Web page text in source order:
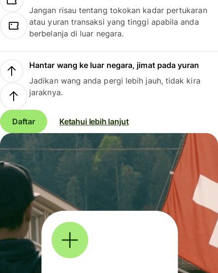
Jangan risau tentang tokokan kadar pertukaran
atau yuran transaksi yang tinggi apabila anda
berbelanja di luar negara.
Hantar wang ke luar negara, jimat pada yuran
Jadikan wang anda pergi lebih jauh, tidak kira
jaraknya.
Daftar Ketahui lebih lanjut